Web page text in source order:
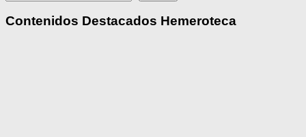
Contenidos Destacados Hemeroteca